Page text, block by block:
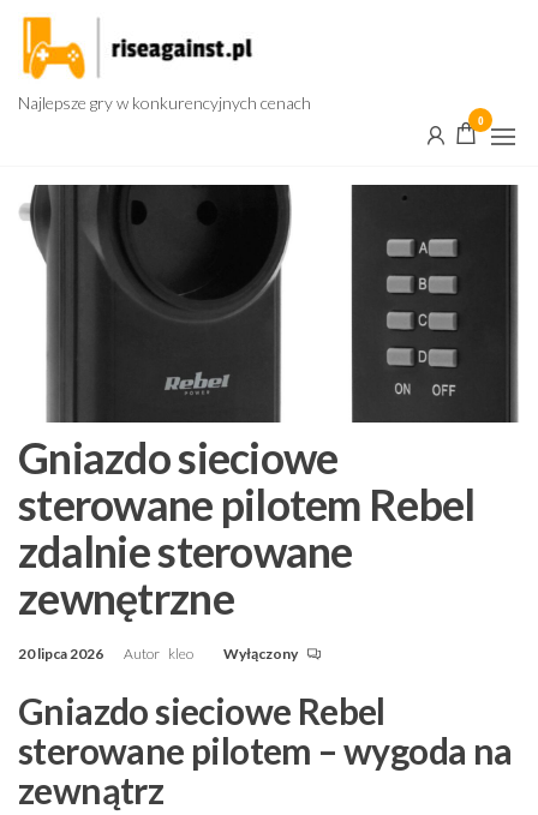
Przejdź
treści
Najlepsze gry w konkurencyjnych cenach
0
Gniazdo sieciowe
sterowane pilotem Rebel
zdalnie sterowane
zewnętrzne
20 lipca 2026 Autor kleo Wyłączony
Gniazdo sieciowe Rebel
sterowane pilotem – wygoda na
zewnątrz